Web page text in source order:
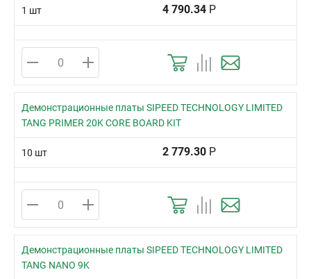
1 шт 4 790.34 Р
Демонстрационные платы SIPEED TECHNOLOGY LIMITED
TANG PRIMER 20K CORE BOARD KIT
10 шт 2 779.30 Р
Демонстрационные платы SIPEED TECHNOLOGY LIMITED
TANG NANO 9K